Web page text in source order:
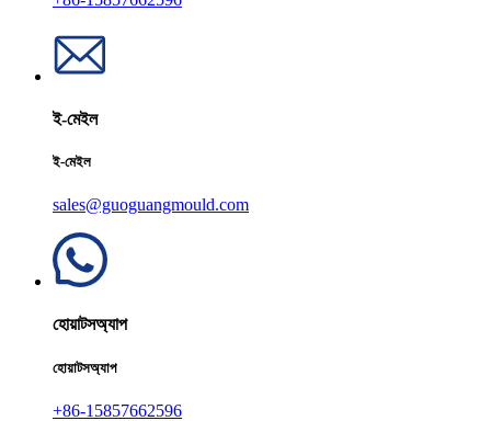
ই-মেইল
ই-মেইল
sales@guoguangmould.com
হোয়াটসঅ্যাপ
হোয়াটসঅ্যাপ
+86-15857662596